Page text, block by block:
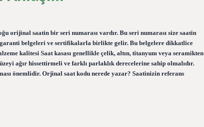
orijinal saatin bir seri numarası vardır. Bu seri numarası size saatin
belgeleri ve sertifikalarla birlikte gelir. Bu belgelere dikkatlice
kalitesi Saat kasası genellikle çelik, altın, titanyum veya seramikten
ağır hissettirmeli ve farklı parlaklık derecelerine sahip olmalıdır.
önemlidir. Orjinal saat kodu nerede yazar? Saatinizin referans